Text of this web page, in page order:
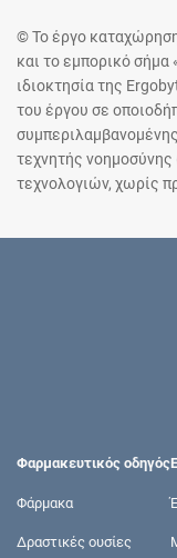
© Το έργο
και το εμπορικό σήμα
ιδιοκτησία της
του έργου σε
τεχνητής
τεχνολογιών, χωρίς
Φαρμακευτικός οδηγός
Φάρμακα
Δραστικές ουσίες